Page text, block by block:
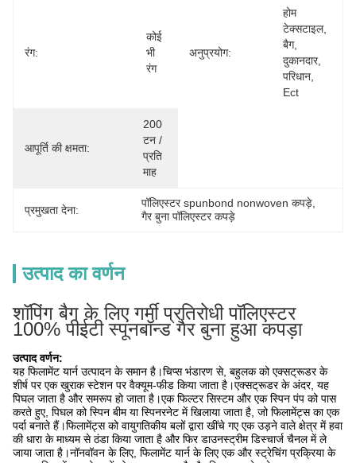
रंग:
कोई
भी
रंग
अनुप्रयोग:
होम
टेक्सटाइल,
बैग,
दुकानदार,
परिधान,
Ect
आपूर्ति की क्षमता:
200
टन /
प्रति
माह
प्रमुखता देना:
पॉलिएस्टर spunbond nonwoven कपड़े
गैर बुना पॉलिएस्टर कपड़े
उत्पाद का वर्णन
शॉपिंग बैग के लिए गर्मी प्रतिरोधी पॉलिएस्टर
100% पीईटी स्पूनबॉन्ड गैर बुना हुआ कपड़ा
उत्पाद वर्णन:
यह फिलामेंट यार्न उत्पादन के समान है।चिप्स भंडारण से, बहुलक को एक्सट्रूडर के
शीर्ष पर एक खुराक स्टेशन पर वैक्यूम-फीड किया जाता है।एक्सट्रूडर के अंदर, यह
पिघल जाता है और समरूप हो जाता है।एक फिल्टर सिस्टम और एक स्पिन पंप को पास
करते हुए, पिघल को स्पिन बीम या स्पिनरनेट में खिलाया जाता है, जो फिलामेंट्स का एक
पर्दा बनाते हैं।फिलामेंट्स को वायुगतिकीय बलों द्वारा खींचे गए एक उड़ने वाले क्षेत्र में हवा
की धारा के माध्यम से ठंडा किया जाता है और फिर डाउनस्ट्रीम डिस्चार्ज चैनल में ले
जाया जाता है।नॉनवॉवन के लिए, फिलामेंट यार्न के लिए एक और स्ट्रेचिंग प्रक्रिया के